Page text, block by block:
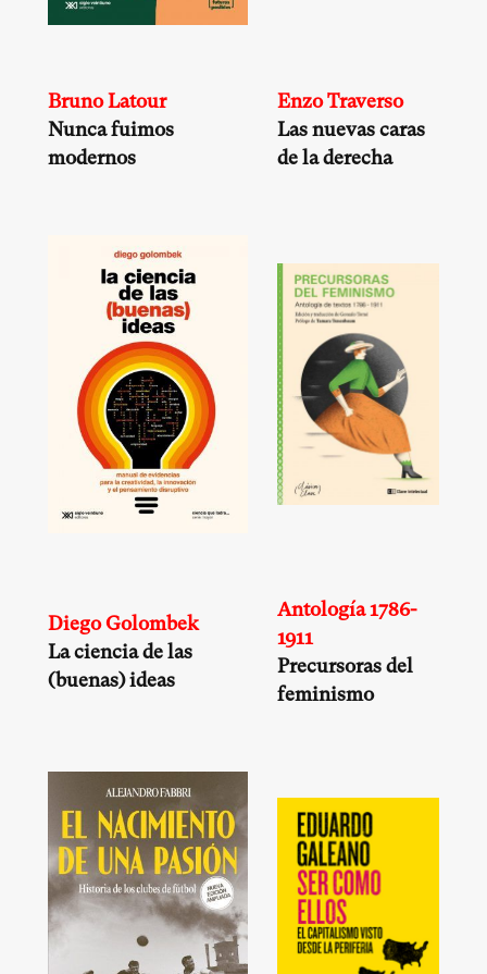
Bruno Latour
Nunca fuimos
modernos
Enzo Traverso
Las nuevas caras
de la derecha
Diego Golombek
La ciencia de las
(buenas) ideas
Antología 1786-
1911
Precursoras del
feminismo